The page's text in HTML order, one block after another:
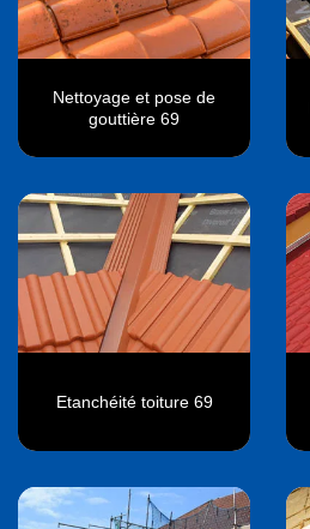
Nettoyage et pose de
gouttière 69
Etanchéité toiture 69